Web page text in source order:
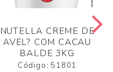
NUTELLA CREME DE
AVEL? COM CACAU
BALDE 3KG
Código: 51801